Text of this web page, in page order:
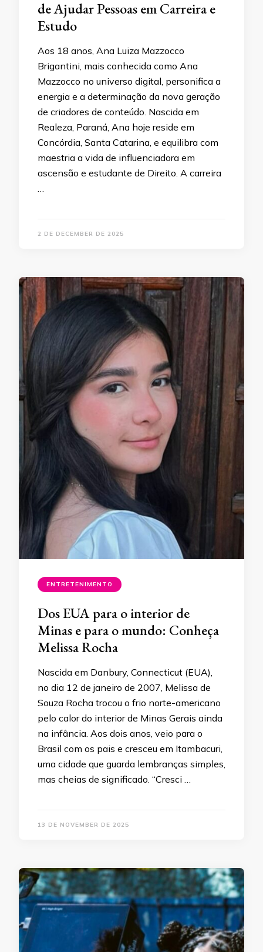
de Ajudar Pessoas em Carreira e
Estudo
Aos 18 anos, Ana Luiza Mazzocco
Brigantini, mais conhecida como Ana
Mazzocco no universo digital, personifica a
energia e a determinação da nova geração
de criadores de conteúdo. Nascida em
Realeza, Paraná, Ana hoje reside em
Concórdia, Santa Catarina, e equilibra com
maestria a vida de influenciadora em
ascensão e estudante de Direito. A carreira
2 DE DECEMBER DE 2025
ENTRETENIMENTO
Dos EUA para o interior de
Minas e para o mundo: Conheça
Melissa Rocha
Nascida em Danbury, Connecticut (EUA),
no dia 12 de janeiro de 2007, Melissa de
Souza Rocha trocou o frio norte-americano
pelo calor do interior de Minas Gerais ainda
na infância. Aos dois anos, veio para o
Brasil com os pais e cresceu em Itambacuri,
uma cidade que guarda lembranças simples,
mas cheias de significado. “Cresci …
13 DE NOVEMBER DE 2025